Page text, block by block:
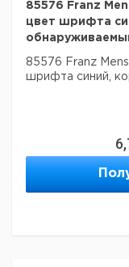
85576 Franz
цвет шрифта
85576 Franz
шрифта синий,